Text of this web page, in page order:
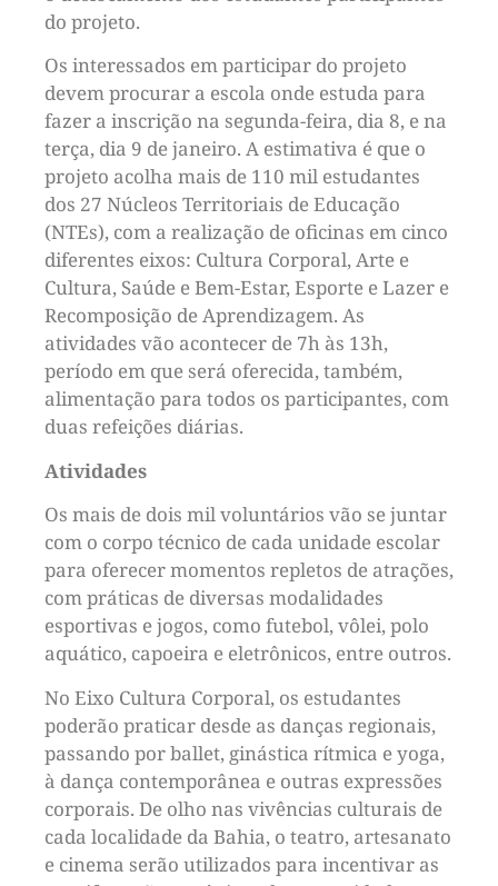
do projeto.
Os interessados em participar do projeto
devem procurar a escola onde estuda para
fazer a inscrição na segunda-feira, dia 8, e na
terça, dia 9 de janeiro. A estimativa é que o
projeto acolha mais de 110 mil estudantes
dos 27 Núcleos Territoriais de Educação
(NTEs), com a realização de oficinas em cinco
diferentes eixos: Cultura Corporal, Arte e
Cultura, Saúde e Bem-Estar, Esporte e Lazer e
Recomposição de Aprendizagem. As
atividades vão acontecer de 7h às 13h,
período em que será oferecida, também,
alimentação para todos os participantes, com
duas refeições diárias.
Atividades
Os mais de dois mil voluntários vão se juntar
com o corpo técnico de cada unidade escolar
para oferecer momentos repletos de atrações,
com práticas de diversas modalidades
esportivas e jogos, como futebol, vôlei, polo
aquático, capoeira e eletrônicos, entre outros.
No Eixo Cultura Corporal, os estudantes
poderão praticar desde as danças regionais,
passando por ballet, ginástica rítmica e yoga,
à dança contemporânea e outras expressões
corporais. De olho nas vivências culturais de
cada localidade da Bahia, o teatro, artesanato
e cinema serão utilizados para incentivar as